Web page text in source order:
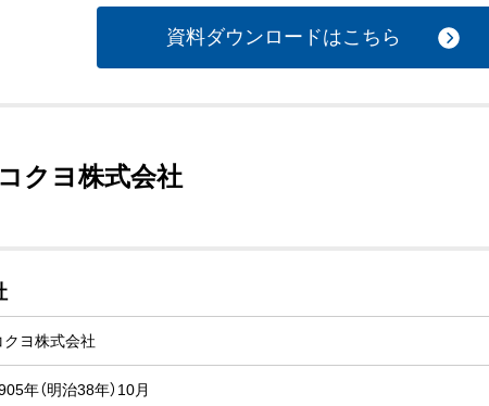
資料ダウンロードはこちら
コクヨ株式会社
クヨ株式会社
年（明治38年）10月